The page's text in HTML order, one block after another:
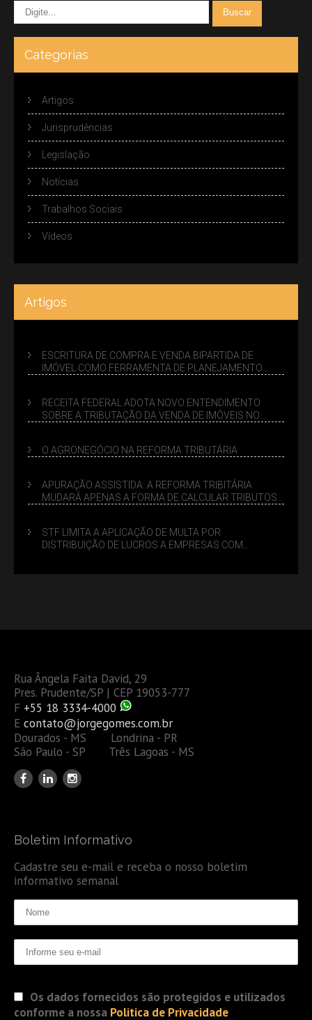
Categorias
Artigos
Jurisprudências
Legislação
Notícias
Trabalhos Sociais
Vídeos
Artigos
ESCRITURA DE COMPRA E VENDA BIPARTIDA DE
IMÓVEL COMO FERRAMENTA DE PLANEJAMENTO
RECEITA FEDERAL ADOTA NOVO ENTENDIMENTO
SOBRE A TRIBUTAÇÃO DA VENDA DE IMÓVEIS NO
O AGRONEGÓCIO NA REFORMA TRIBUTÁRIA
APURAÇÃO ASSISTIDA: A REFORMA TRIBITÁRIA
MUDARÁ APENAS A FORMA DE CALCULAR TRIBUTOS
STF LIMITA A APLICAÇÃO DE MULTA POR
DISTRIBUIÇÃO DE LUCROS A EMPRESAS COM
Rua Ângela Faita David, 29
Pres. Prudente/SP | CEP 19053-777
F +55 18 3334-4000
E contato@jorgegomes.com.br
Dourados - MS Londrina - PR
São Paulo - SP Três Lagoas - MS
Boletim Informativo
Cadastre seu e-mail e receba o nosso boletim
informativo semanal
Os dados fornecidos são protegidos e utilizados
conforme a nossa Politica de Privacidade